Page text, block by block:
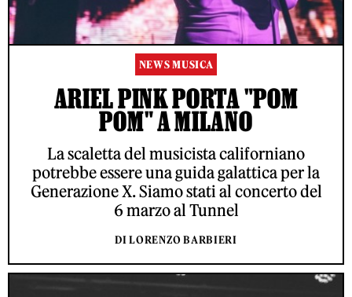
NEWS MUSICA
ARIEL PINK PORTA "POM
POM" A MILANO
La scaletta del musicista californiano
potrebbe essere una guida galattica per la
Generazione X. Siamo stati al concerto del
6 marzo al Tunnel
DI LORENZO BARBIERI